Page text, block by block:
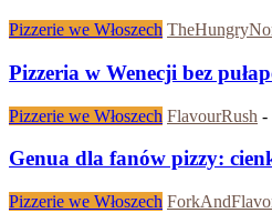
Pizzerie we Włoszech
Pizzeria w Wenecji bez
Pizzerie we Włoszech FlavourRush -
Genua dla fanów pizzy:
Pizzerie we Włoszech